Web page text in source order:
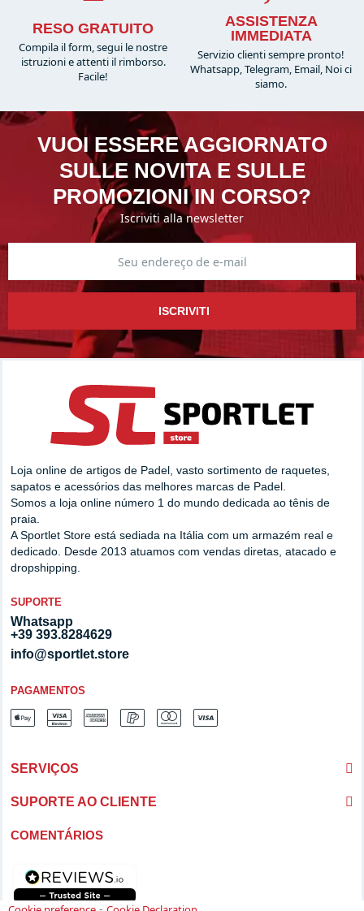
RESO GRATUITO
Compila il form, segui le nostre
istruzioni e attenti il rimborso.
Facile!
ASSISTENZA
IMMEDIATA
Servizio clienti sempre pronto!
Whatsapp, Telegram, Email, Noi ci
siamo.
VUOI ESSERE AGGIORNATO
SULLE NOVITA E SULLE
PROMOZIONI IN CORSO?
Iscriviti alla newsletter
ISCRIVITI
Loja online de artigos de Padel, vasto sortimento de raquetes,
sapatos e acessórios das melhores marcas de Padel.
Somos a loja online número 1 do mundo dedicada ao tênis de
praia.
A Sportlet Store está sediada na Itália com um armazém real e
dedicado. Desde 2013 atuamos com vendas diretas, atacado e
dropshipping.
SUPORTE
Whatsapp
+39 393.8284629
info@sportlet.store
PAGAMENTOS
SERVIÇOS
SUPORTE AO CLIENTE
COMENTÁRIOS